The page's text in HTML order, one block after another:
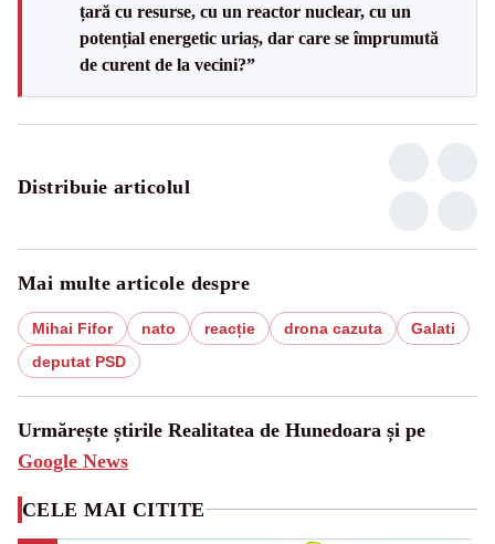
țară cu resurse, cu un reactor nuclear, cu un
potențial energetic uriaș, dar care se împrumută
de curent de la vecini?”
Distribuie articolul
Mai multe articole despre
Mihai Fifor nato reacție drona cazuta
Galati
deputat PSD
Urmărește știrile Realitatea de Hunedoara și pe
Google News
CELE MAI CITITE